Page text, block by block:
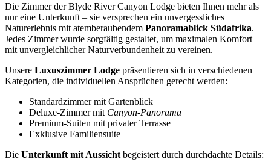
Die Zimmer der Blyde River Canyon Lodge bieten Ihnen mehr als
nur eine Unterkunft – sie versprechen ein unvergessliches
Naturerlebnis mit atemberaubendem Panoramablick Südafrika.
Jedes Zimmer wurde sorgfältig gestaltet, um maximalen Komfort
mit unvergleichlicher Naturverbundenheit zu vereinen.
Unsere Luxuszimmer Lodge präsentieren sich in verschiedenen
Kategorien, die individuellen Ansprüchen gerecht werden:
Standardzimmer mit Gartenblick
Deluxe-Zimmer mit Canyon-Panorama
Premium-Suiten mit privater Terrasse
Exklusive Familiensuite
Die Unterkunft mit Aussicht begeistert durch durchdachte Details: